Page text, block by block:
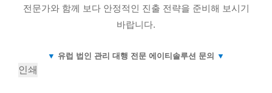
전문가와 함께 보다 안정적인 진출 전략을 준비해 보시기
바랍니다.
▼ 유럽 법인 관리 대행 전문 에이티솔루션 문의 ▼
인쇄